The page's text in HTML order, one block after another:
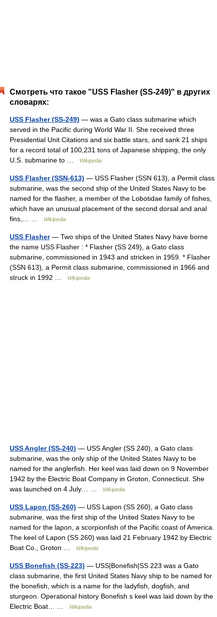
Смотреть что такое "USS Flasher (SS-249)" в других
словарях:
USS Flasher (SS-249) — was a Gato class submarine which
served in the Pacific during World War II. She received three
Presidential Unit Citations and six battle stars, and sank 21 ships
for a record total of 100,231 tons of Japanese shipping, the only
U.S. submarine to …
Wikipedia
USS Flasher (SSN-613) — USS Flasher (SSN 613), a Permit class
submarine, was the second ship of the United States Navy to be
named for the flasher, a member of the Lobotidae family of fishes,
which have an unusual placement of the second dorsal and anal
fins,… …
Wikipedia
USS Flasher— Two ships of the United States Navy have borne
the name USS Flasher : * Flasher (SS 249), a Gato class
submarine, commissioned in 1943 and stricken in 1959. * Flasher
(SSN 613), a Permit class submarine, commissioned in 1966 and
struck in 1992 …
Wikipedia
USS Angler (SS-240) — USS Angler (SS 240), a Gato class
submarine, was the only ship of the United States Navy to be
named for the anglerfish. Her keel was laid down on 9 November
1942 by the Electric Boat Company in Groton, Connecticut. She
was launched on 4 July… …
Wikipedia
USS Lapon (SS-260) — USS Lapon (SS 260), a Gato class
submarine, was the first ship of the United States Navy to be
named for the lapon, a scorpionfish of the Pacific coast of America.
The keel of Lapon (SS 260) was laid 21 February 1942 by Electric
Boat Co., Groton …
Wikipedia
USS Bonefish (SS-223) — USS|Bonefish|SS 223 was a Gato
class submarine, the first United States Navy ship to be named for
the bonefish, which is a name for the ladyfish, dogfish, and
sturgeon. Operational history Bonefish s keel was laid down by the
Electric Boat… …
Wikipedia